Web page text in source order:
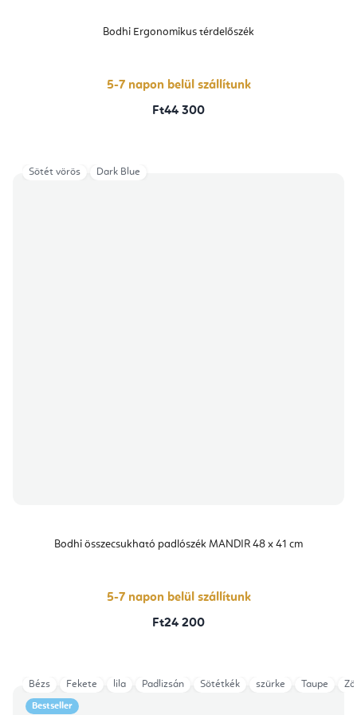
Bodhi Ergonomikus térdelőszék
5-7 napon belül szállítunk
Ft44 300
Bodhi összecsukható padlószék MANDIR 48 x 41 cm
5-7 napon belül szállítunk
Ft24 200
Sötét vörös Dark Blue
Bestseller
Bézs Fekete lila Padlizsán Sötétkék szürke Taupe